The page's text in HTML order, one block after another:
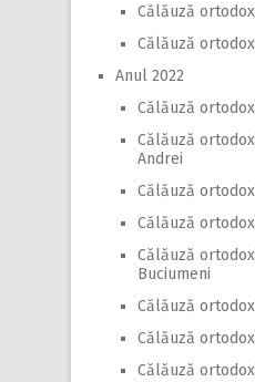
Călăuză
Călăuză
Anul 2022
Călăuză
Călăuză
Andrei
Călăuză
Călăuză
Călăuză
Buciumeni
Călăuză
Călăuză
Călăuză